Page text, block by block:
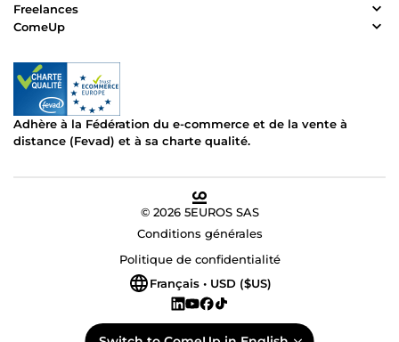
Freelances
ComeUp
Adhère à la Fédération du e-commerce et de la vente à
distance (Fevad) et à sa charte qualité.
© 2026 5EUROS SAS
Conditions générales
Politique de confidentialité
Français • USD ($US)